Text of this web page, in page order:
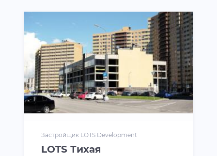
Застройщик LOTS Development
LOTS Тихая